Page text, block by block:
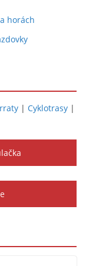
horách
| Cyklotrasy |